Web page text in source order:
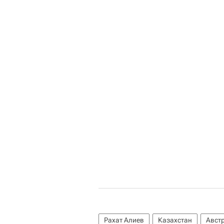
Рахат Алиев Казахстан